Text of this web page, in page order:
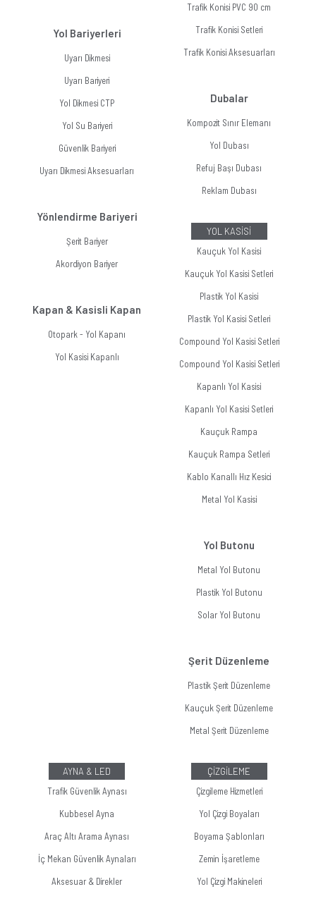
Yol Bariyerleri
Uyarı Dikmesi
Uyarı Bariyeri
Yol Dikmesi CTP
Yol Su Bariyeri
Güvenlik Bariyeri
Uyarı Dikmesi Aksesuarları
Yönlendirme Bariyeri
Şerit Bariyer
Akordiyon Bariyer
Kapan & Kasisli Kapan
Otopark - Yol Kapanı
Yol Kasisi Kapanlı
Trafik Konisi PVC 90 cm
Trafik Konisi Setleri
Trafik Konisi Aksesuarları
Dubalar
Kompozit Sınır Elemanı
Yol Dubası
Refuj Başı Dubası
Reklam Dubası
YOL KASİSİ
Kauçuk Yol Kasisi
Kauçuk Yol Kasisi Setleri
Plastik Yol Kasisi
Plastik Yol Kasisi Setleri
Compound Yol Kasisi Setleri
Compound Yol Kasisi Setleri
Kapanlı Yol Kasisi
Kapanlı Yol Kasisi Setleri
Kauçuk Rampa
Kauçuk Rampa Setleri
Kablo Kanallı Hız Kesici
Metal Yol Kasisi
Yol Butonu
Metal Yol Butonu
Plastik Yol Butonu
Solar Yol Butonu
Şerit Düzenleme
Plastik Şerit Düzenleme
Kauçuk Şerit Düzenleme
Metal Şerit Düzenleme
AYNA & LED
Trafik Güvenlik Aynası
Kubbesel Ayna
Araç Altı Arama Aynası
İç Mekan Güvenlik Aynaları
Aksesuar & Direkler
ÇİZGİLEME
Çizgileme Hizmetleri
Yol Çizgi Boyaları
Boyama Şablonları
Zemin İşaretleme
Yol Çizgi Makineleri